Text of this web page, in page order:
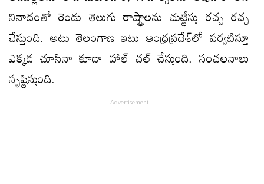
నినాదంతో రెండు తెలుగు రాష్ట్రాలను చుట్టేస్తు రచ్చ రచ్చ
చేస్తుంది. అటు తెలంగాణ ఇటు ఆంధ్రప్రదేశ్‌లో పర్యటిస్తూ
ఎక్కడ చూసినా కూడా హాల్ చల్ చేస్తుంది. సంచలనాలు
సృష్టిస్తుంది.